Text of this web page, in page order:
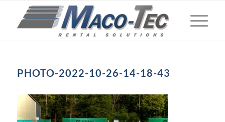
PHOTO-2022-10-26-14-18-43